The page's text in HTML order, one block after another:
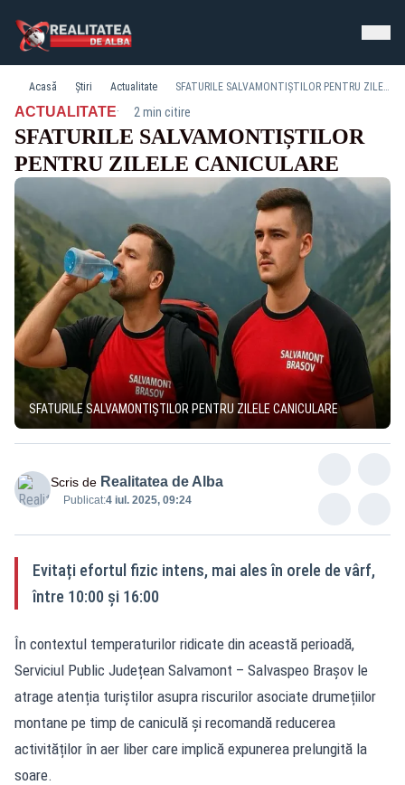
Acasă Știri Actualitate SFATURILE SALVAMONTIȘTILOR PENTRU ZILELE CANICULARE
ACTUALITATE· 2 min citire
SFATURILE SALVAMONTIȘTILOR
PENTRU ZILELE CANICULARE
SFATURILE SALVAMONTIȘTILOR PENTRU ZILELE CANICULARE
Scris de Realitatea de Alba
Publicat:4 iul. 2025, 09:24
Evitați efortul fizic intens, mai ales în orele de vârf,
între 10:00 și 16:00
În contextul temperaturilor ridicate din această perioadă,
Serviciul Public Județean Salvamont – Salvaspeo Brașov le
atrage atenția turiștilor asupra riscurilor asociate drumețiilor
montane pe timp de caniculă și recomandă reducerea
activităților în aer liber care implică expunerea prelungită la
soare.